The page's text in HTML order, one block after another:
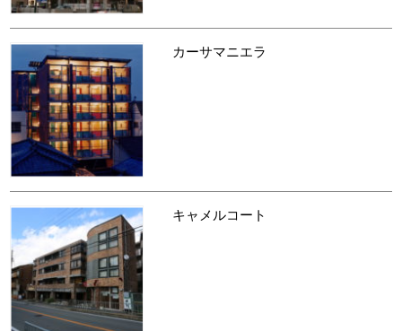
カーサマニエラ
キャメルコート